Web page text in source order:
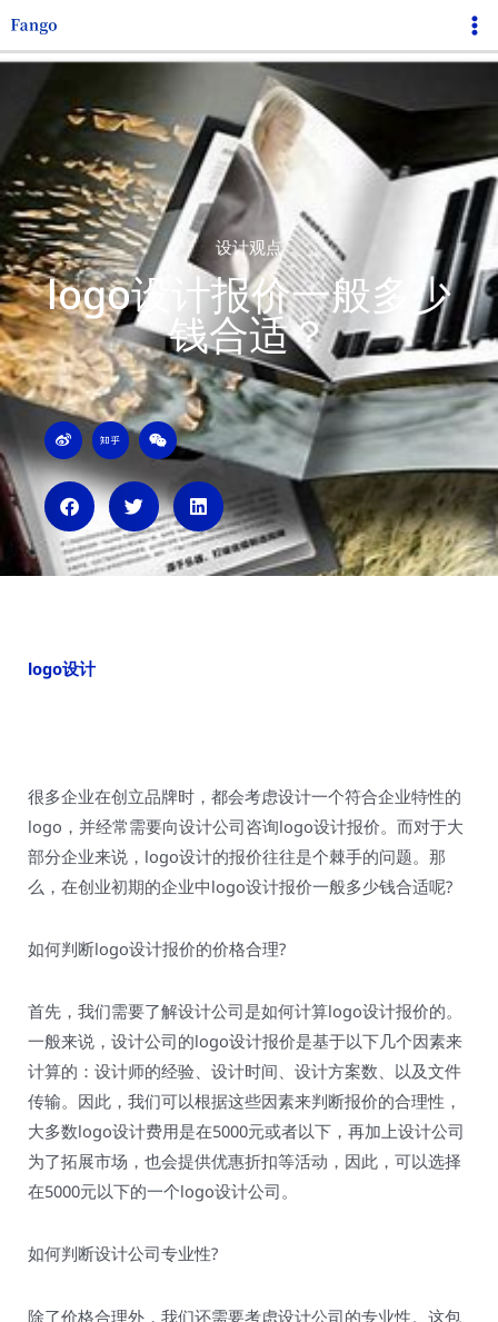
跳
至
设计观点
logo设计报价一般多少
钱合适？
W
e
i
b
Z
h
i
h
u
W
e
i
i
n
logo设计
很多企业在创立品牌时，都会考虑设计一个符合企业特性的
logo，并经常需要向设计公司咨询logo设计报价。而对于大
部分企业来说，logo设计的报价往往是个棘手的问题。那
么，在创业初期的企业中logo设计报价一般多少钱合适呢?
如何判断logo设计报价的价格合理?
首先，我们需要了解设计公司是如何计算logo设计报价的。
一般来说，设计公司的logo设计报价是基于以下几个因素来
计算的：设计师的经验、设计时间、设计方案数、以及文件
传输。因此，我们可以根据这些因素来判断报价的合理性，
大多数logo设计费用是在5000元或者以下，再加上设计公司
为了拓展市场，也会提供优惠折扣等活动，因此，可以选择
在5000元以下的一个logo设计公司。
如何判断设计公司专业性?
除了价格合理外，我们还需要考虑设计公司的专业性。这包